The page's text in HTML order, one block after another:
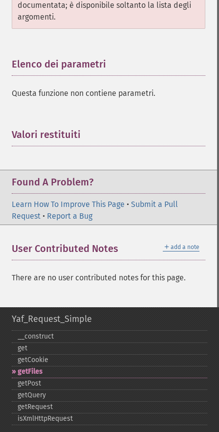
documentata; è disponibile soltanto la lista degli
argomenti.
Elenco dei parametri
Questa funzione non contiene parametri.
Valori restituiti
Found A Problem?
Learn How To Improve This Page • Submit a Pull
Request • Report a Bug
＋ add a note
User Contributed Notes
There are no user contributed notes for this page.
Yaf_Request_Simple
_​_​construct
get
getCookie
getFiles
getPost
getQuery
getRequest
isXmlHttpRequest